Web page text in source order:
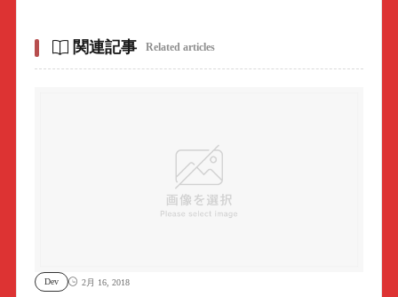
関連記事 Related articles
Dev 2月 16, 2018